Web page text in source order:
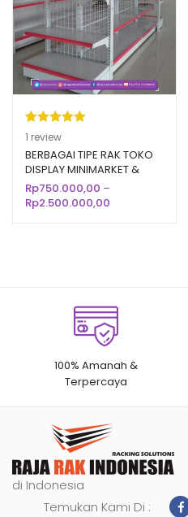
Peringkat
5.00dari 5
berdasarka
n
1
penilaian
pelanggan
1 review
BERBAGAI TIPE RAK TOKO
DISPLAY MINIMARKET &
SUPERMARKET
Rp750.000,00 –
Rp2.500.000,00
100% Amanah &
Terpercaya
di Indonesia
Temukan Kami Di :